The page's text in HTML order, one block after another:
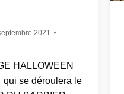
2021
HALLOWEEN
se déroulera le